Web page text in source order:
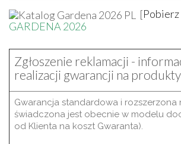
[
GARDENA 2026
Zgłoszenie reklamacji -
realizacji gwarancji na
Gwarancja standardowa i
świadczona jest obecnie w modelu
od Klienta na koszt Gwaranta).